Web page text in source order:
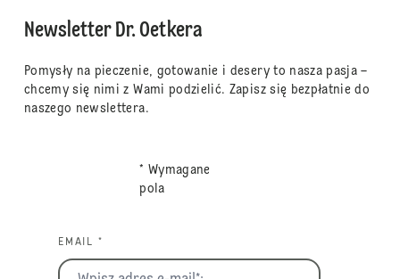
Newsletter Dr. Oetkera
Pomysły na pieczenie, gotowanie i desery to nasza pasja –
chcemy się nimi z Wami podzielić. Zapisz się bezpłatnie do
naszego newslettera.
* Wymagane
pola
EMAIL *